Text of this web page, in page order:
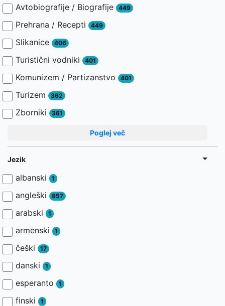
Avtobiografije / Biografije 449
Prehrana / Recepti 449
Slikanice 406
Turistični vodniki 401
Komunizem / Partizanstvo 401
Turizem 362
Zborniki 361
Poglej več
Jezik
albanski 1
angleški 857
arabski 1
armenski 1
češki 17
danski 1
esperanto 1
finski 1